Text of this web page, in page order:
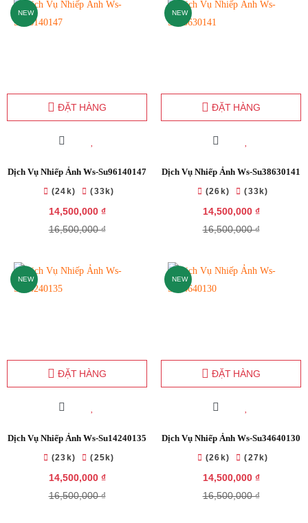
NEW
ĐẶT HÀNG
Dịch Vụ Nhiếp Ảnh Ws-Su96140147
(24k) (33k)
14,500,000 ₫
16,500,000 ₫
NEW
ĐẶT HÀNG
Dịch Vụ Nhiếp Ảnh Ws-Su38630141
(26k) (33k)
14,500,000 ₫
16,500,000 ₫
NEW
ĐẶT HÀNG
Dịch Vụ Nhiếp Ảnh Ws-Su14240135
(23k) (25k)
14,500,000 ₫
16,500,000 ₫
NEW
ĐẶT HÀNG
Dịch Vụ Nhiếp Ảnh Ws-Su34640130
(26k) (27k)
14,500,000 ₫
16,500,000 ₫